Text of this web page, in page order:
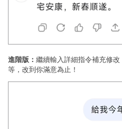
進階版： 繼續輸入詳細指令補充修改
等，改到你滿意為止！